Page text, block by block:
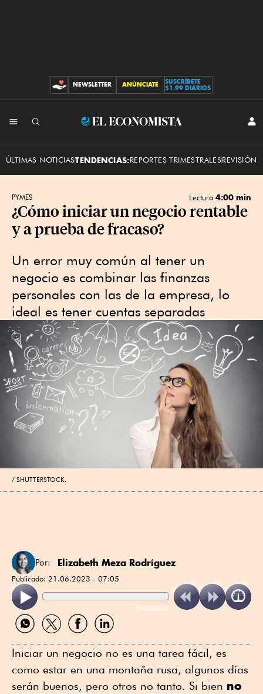
CONTRIBUCIONES
NEWSLETTER ANÚNCIATE
SUSCRÍBETE
$1.99 DIARIOS
El
ÚLTIMAS NOTICIASTENDENCIAS:REPORTES TRIMESTRALESREVISIÓN
PYMES Lectura 4:00 min
¿Cómo iniciar un negocio rentable
y a prueba de fracaso?
Un error muy común al tener un
negocio es combinar las finanzas
personales con las de la empresa, lo
ideal es tener cuentas separadas
SHUTTERSTOCK.
Por: Elizabeth Meza Rodríguez
Publicado: 21.06.2023 - 07:05
ReadSpeaker
Compartir
por
Compartir
por
Compartir
por
Compartir
por
Iniciar un negocio no es una tarea fácil, es
como estar en una montaña rusa, algunos días
serán buenos, pero otros no tanto. Si bien no